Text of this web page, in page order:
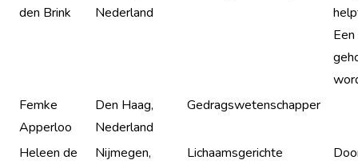
den Brink
Nederland
Femke
Apperloo
Den Haag,
Nederland
Gedragswetenschapper
Heleen de
Nijmegen,
Lichaamsgerichte